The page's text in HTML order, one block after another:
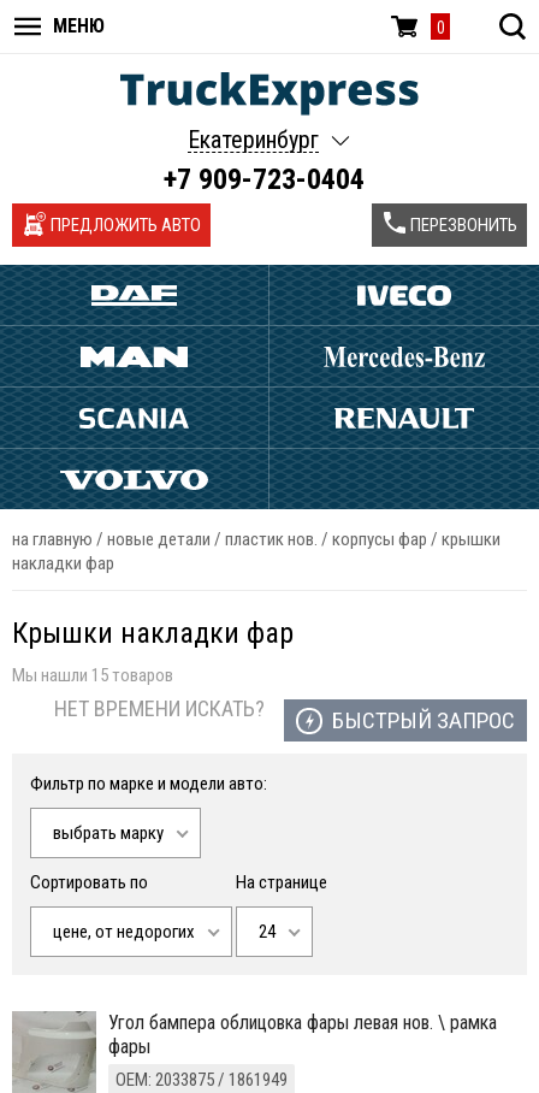
МЕНЮ 0
Екатеринбург
+7 909-723-0404
ПРЕДЛОЖИТЬ АВТО
на главную / новые детали / пластик нов. / корпусы фар / крышки
накладки фар
Крышки накладки фар
Мы нашли 15 товаров
НЕТ ВРЕМЕНИ ИСКАТЬ? БЫСТРЫЙ ЗАПРОС
Фильтр по марке и модели авто:
выбрать марку
Сортировать по
цене, от недорогих
На странице
24
угол бампера облицовка фары левая нов. \ рамка
фары
ОЕМ: 2033875 / 1861949